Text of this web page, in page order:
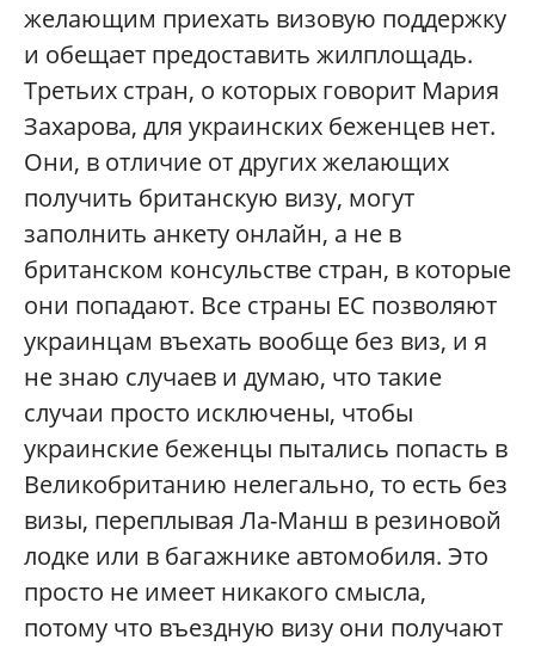
желающим приехать визовую поддержку
и обещает предоставить жилплощадь.
Третьих стран, о которых говорит Мария
Захарова, для украинских беженцев нет.
Они, в отличие от других желающих
получить британскую визу, могут
заполнить анкету онлайн, а не в
британском консульстве стран, в которые
они попадают. Все страны ЕС позволяют
украинцам въехать вообще без виз, и я
не знаю случаев и думаю, что такие
случаи просто исключены, чтобы
украинские беженцы пытались попасть в
Великобританию нелегально, то есть без
визы, переплывая Ла-Манш в резиновой
лодке или в багажнике автомобиля. Это
просто не имеет никакого смысла,
потому что въездную визу они получают